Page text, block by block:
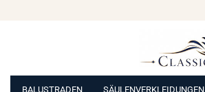
BALUSTRADEN SÄULENVERKLEIDUNGEN